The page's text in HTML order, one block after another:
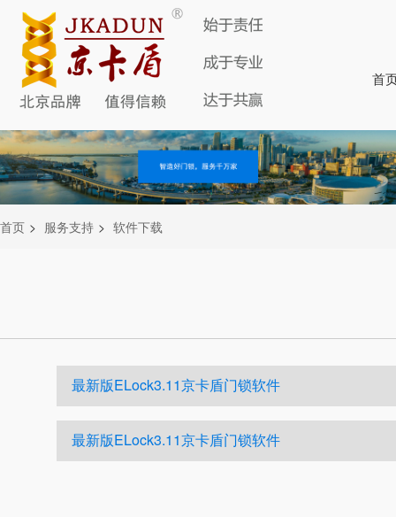
首
首页 > 服务支持 > 软件下载
最新版ELock3.11京卡盾门锁软件
最新版ELock3.11京卡盾门锁软件